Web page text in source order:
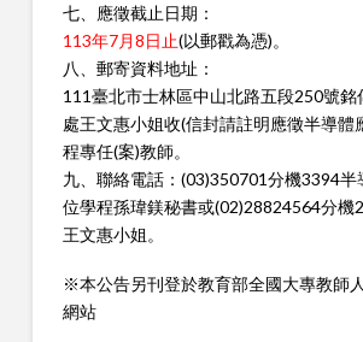
七、應徵截止日期：
113年7月8日止(以郵戳為憑)。
八、郵寄資料地址：
111臺北市士林區中山北路五段250號銘
處王文惠小姐收(信封請註明應徵半導體
程專任(案)教師。
九、聯絡電話：(03)350701分機3394半
位學程孫瑋鎂秘書或(02)28824564分機
王文惠小姐。
※本公告另刊登於教育部全國大專教師
網站